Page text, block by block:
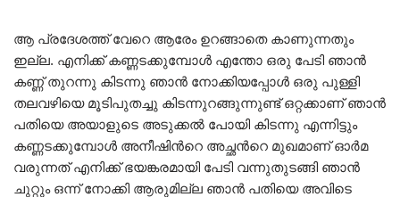
ആ പ്രദേശത്ത് വേറെ ആരേം ഉറങ്ങാതെ കാണുന്നതും
ഇല്ല. എനിക്ക് കണ്ണടക്കുമ്പോള്‍ എന്തോ ഒരു പേടി ഞാന്‍
കണ്ണ് തുറന്നു കിടന്നു ഞാന്‍ നോക്കിയപ്പോള്‍ ഒരു പുള്ളി
തലവഴിയെ മൂടിപുതച്ചു കിടന്നുറങ്ങുന്നുണ്ട്‌ ഒറ്റക്കാണ് ഞാന്‍
പതിയെ അയാളുടെ അടുക്കല്‍ പോയി കിടന്നു എന്നിട്ടും
കണ്ണടക്കുമ്പോള്‍ അനീഷിന്‍റെ അച്ഛന്‍റെ മുഖമാണ് ഓര്‍മ
വരുന്നത് എനിക്ക് ഭയങ്കരമായി പേടി വന്നുതുടങ്ങി ഞാന്‍
ചുറ്റും ഒന്ന് നോക്കി ആരുമില്ല ഞാന്‍ പതിയെ അവിടെ